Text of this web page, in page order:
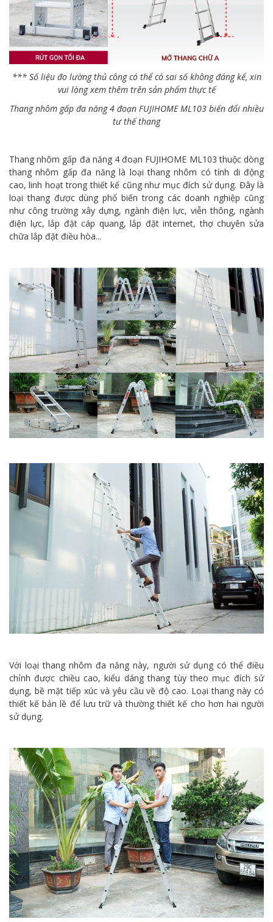
*** Số liệu đo lường thủ công có thể có sai số không đáng kể, xin
vui lòng xem thêm trên sản phẩm thực tế
Thang nhôm gấp đa năng 4 đoạn FUJIHOME ML103 biến đổi nhiều
tư thế thang
Thang nhôm gấp đa năng 4 đoạn FUJIHOME ML103 thuộc dòng
thang nhôm gấp đa năng là loại thang nhôm có tính di động
cao, linh hoạt trong thiết kế cũng như mục đích sử dụng. Đây là
loại thang được dùng phổ biến trong các doanh nghiệp cũng
như công trường xây dựng, ngành điện lực, viễn thông, ngành
điện lực, lắp đặt cáp quang, lắp đặt internet, thợ chuyên sửa
chữa lắp đặt điều hòa...
Với loại thang nhôm đa năng này, người sử dụng có thể điều
chỉnh được chiều cao, kiểu dáng thang tùy theo mục đích sử
dụng, bề mặt tiếp xúc và yêu cầu về độ cao. Loại thang này có
thiết kế bản lề để lưu trữ và thường thiết kế cho hơn hai người
sử dụng.